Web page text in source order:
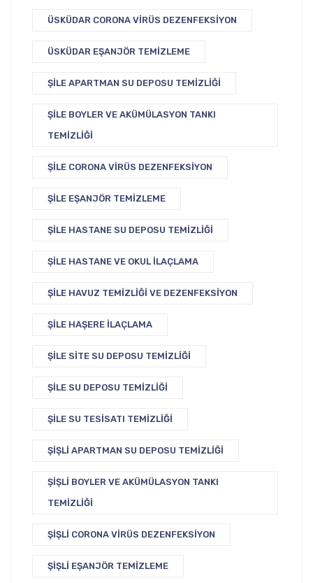
ÜSKÜDAR CORONA VIRÜS DEZENFEKSIYON
ÜSKÜDAR EŞANJÖR TEMIZLEME
ŞILE APARTMAN SU DEPOSU TEMIZLIĞI
ŞILE BOYLER VE AKÜMÜLASYON TANKI
TEMIZLIĞI
ŞILE CORONA VIRÜS DEZENFEKSIYON
ŞILE EŞANJÖR TEMIZLEME
ŞILE HASTANE SU DEPOSU TEMIZLIĞI
ŞILE HASTANE VE OKUL İLAÇLAMA
ŞILE HAVUZ TEMIZLIĞI VE DEZENFEKSIYON
ŞILE HAŞERE İLAÇLAMA
ŞILE SITE SU DEPOSU TEMIZLIĞI
ŞILE SU DEPOSU TEMIZLIĞI
ŞILE SU TESISATI TEMIZLIĞI
ŞIŞLI APARTMAN SU DEPOSU TEMIZLIĞI
ŞIŞLI BOYLER VE AKÜMÜLASYON TANKI
TEMIZLIĞI
ŞIŞLI CORONA VIRÜS DEZENFEKSIYON
ŞIŞLI EŞANJÖR TEMIZLEME